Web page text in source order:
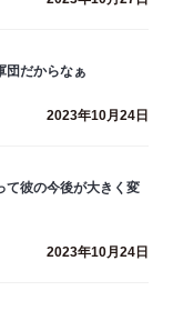
団だからなぁ
2023年10月24日
て彼の今後が大きく変
2023年10月24日